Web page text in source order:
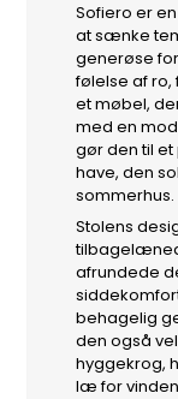
Sofiero er
at sænke
generøse
følelse af
et møbel,
med en
gør den til
have, den
sommerhus.
Stolens
afrundede
behagelig
den også
hyggekrog,
læ for